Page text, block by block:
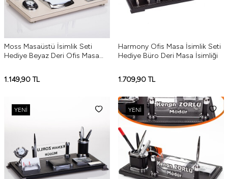
Moss Masaüstü İsimlik Seti
Hediye Beyaz Deri Ofis Masa
1.149,90 TL
Harmony Ofis Masa İsimlik Seti
Hediye Büro Deri Masa İsimliği
1.709,90 TL
YENI YENI